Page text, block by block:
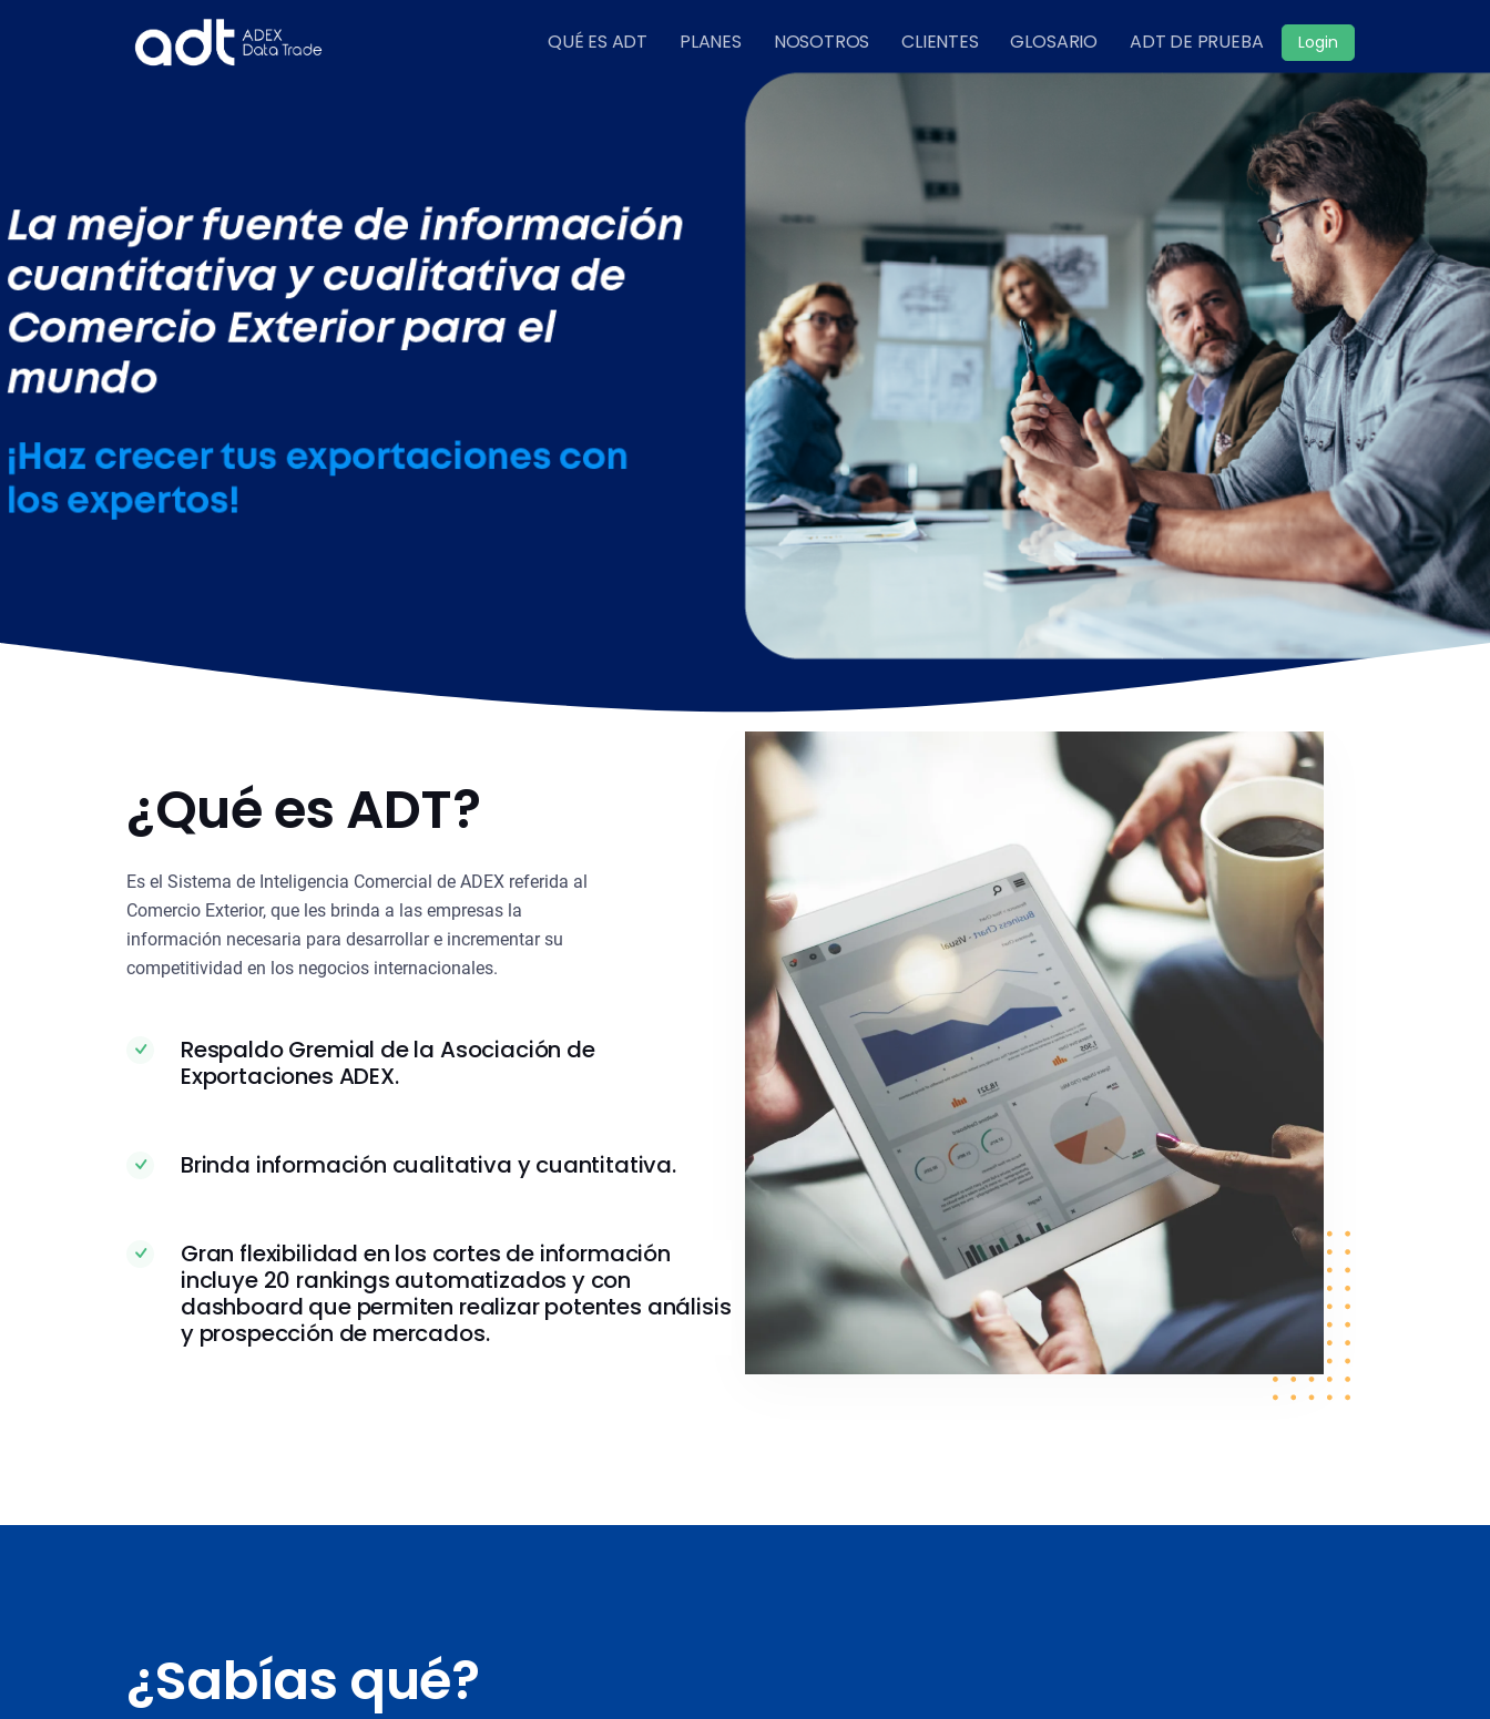
Login
QUÉ ES ADT PLANES NOSOTROS CLIENTES GLOSARIO ADT DE PRUEBA
¿Qué es ADT?
Es el Sistema de Inteligencia Comercial de ADEX referida al
Comercio Exterior, que les brinda a las empresas la
información necesaria para desarrollar e incrementar su
competitividad en los negocios internacionales.
Respaldo Gremial de la Asociación de
Exportaciones ADEX.
Brinda información cualitativa y cuantitativa.
Gran flexibilidad en los cortes de información
incluye 20 rankings automatizados y con
dashboard que permiten realizar potentes análisis
y prospección de mercados.
¿Sabías qué?